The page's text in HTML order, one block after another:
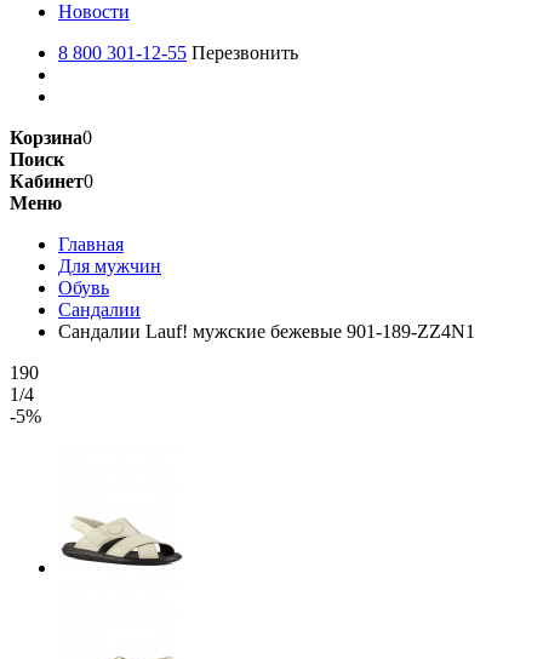
Новости
8 800 301-12-55 Перезвонить
Корзина0
Поиск
Кабинет0
Меню
Главная
Для мужчин
Обувь
Сандалии
Сандалии Lauf! мужские бежевые 901-189-ZZ4N1
190
1/4
-5%